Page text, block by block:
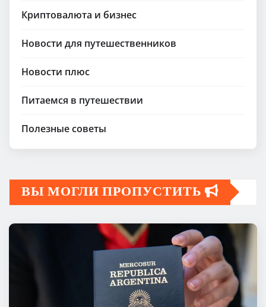
Криптовалюта и бизнес
Новости для путешественников
Новости плюс
Питаемся в путешествии
Полезные советы
ВЫ МОГЛИ ПРОПУСТИТЬ